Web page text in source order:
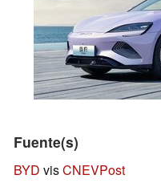
Fuente(s)
BYD visCNEVPost